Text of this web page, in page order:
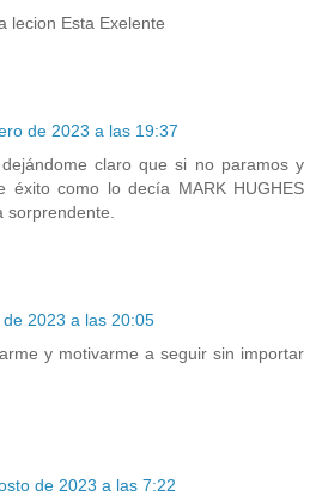
lecion Esta Exelente
de 2023 a las 19:37
claro que si no paramos y
éxito como lo decía MARK HUGHES
sorprendente.
2023 a las 20:05
y motivarme a seguir sin importar
de 2023 a las 7:22